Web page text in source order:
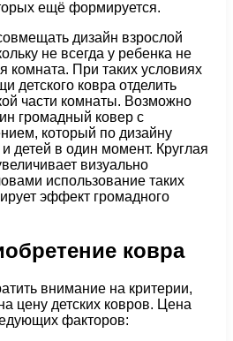
ещё формируется.
дизайн взрослой
не всегда у ребенка не
комната. При таких условиях
детского ковра отделить
части комнаты. Возможно
громадный ковер с
который по дизайну
детей в один момент. Круглая
визуально
использование таких
эффект громадного
ковра
внимание на критерии,
цену детских ковров. Цена
факторов: